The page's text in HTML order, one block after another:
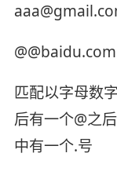
@@baidu.com
匹配以字母数
后有一个@之
中有一个.号